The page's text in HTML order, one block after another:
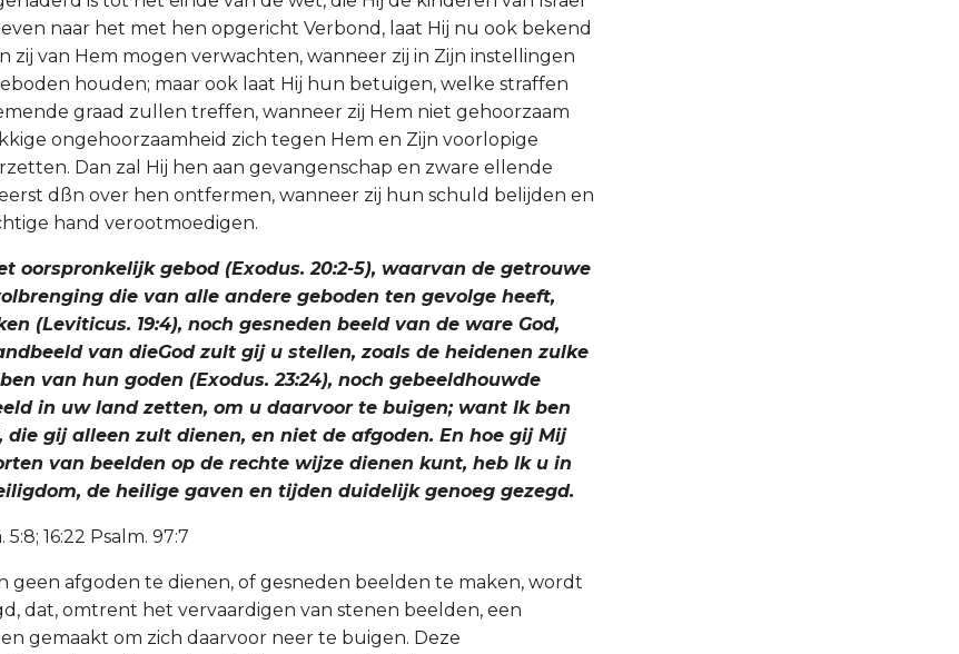
naar het met hen opgericht Verbond, laat Hij nu ook bekend
zij van Hem mogen verwachten, wanneer zij in Zijn instellingen
houden; maar ook laat Hij hun betuigen, welke straffen
graad zullen treffen, wanneer zij Hem niet gehoorzaam
ongehoorzaamheid zich tegen Hem en Zijn voorlopige
Dan zal Hij hen aan gevangenschap en zware ellende
dßn over hen ontfermen, wanneer zij hun schuld belijden en
hand verootmoedigen.
oorspronkelijk gebod (Exodus. 20:2-5), waarvan de getrouwe
die van alle andere geboden ten gevolge heeft,
(Leviticus. 19:4), noch gesneden beeld van de ware God,
van dieGod zult gij u stellen, zoals de heidenen zulke
van hun goden (Exodus. 23:24), noch gebeeldhouwde
in uw land zetten, om u daarvoor te buigen; want Ik ben
die gij alleen zult dienen, en niet de afgoden. En hoe gij Mij
van beelden op de rechte wijze dienen kunt, heb Ik u in
de heilige gaven en tijden duidelijk genoeg gezegd.
16:22 Psalm. 97:7
geen afgoden te dienen, of gesneden beelden te maken, wordt
dat, omtrent het vervaardigen van stenen beelden, een
gemaakt om zich daarvoor neer te buigen. Deze